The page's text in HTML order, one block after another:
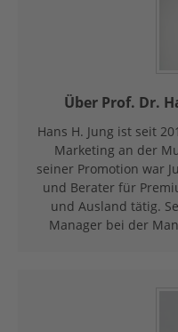
Über Prof. Dr.
Hans H. Jung ist seit
Marketing an der
seiner Promotion war
und Berater für
und Ausland tätig.
Manager bei der